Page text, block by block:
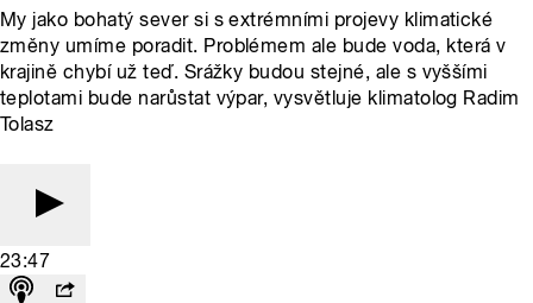
My jako bohatý sever si s extrémními projevy klimatické
změny umíme poradit. Problémem ale bude voda, která v
krajině chybí už teď. Srážky budou stejné, ale s vyššími
teplotami bude narůstat výpar, vysvětluje klimatolog Radim
Tolasz
23:47